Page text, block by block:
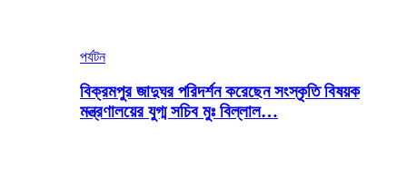
পর্যটন
বিক্রমপুর জাদুঘর পরিদর্শন করেছেন সংস্কৃতি বিষয়ক
মন্ত্রণালয়ের যুগ্ম সচিব মুঃ বিল্লাল…